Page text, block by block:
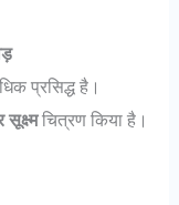
प्रसिद्ध है।
चित्रण किया है।